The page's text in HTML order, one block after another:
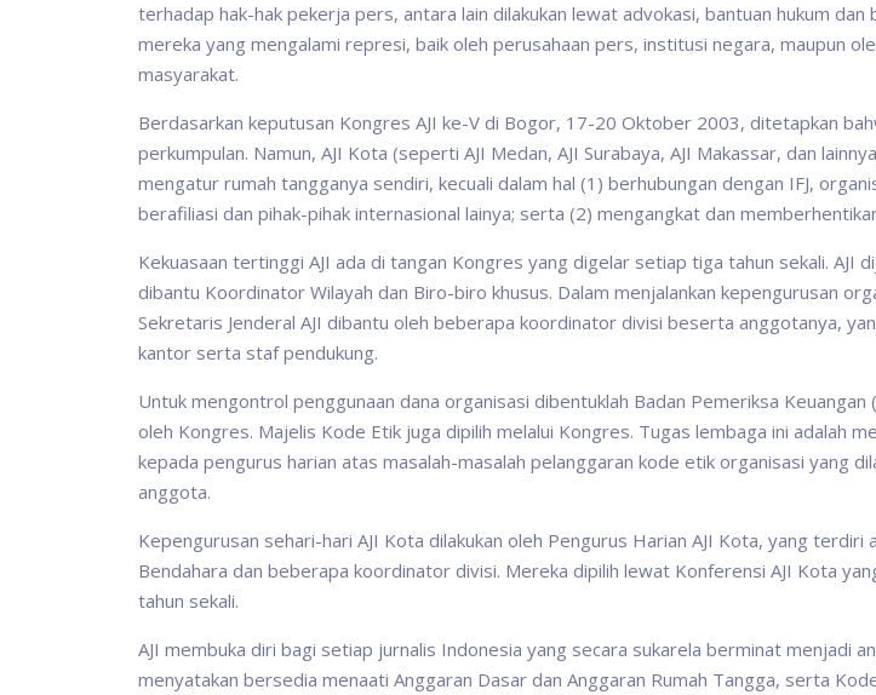
terhadap hak-hak pekerja pers, antara lain dilakukan lewat advokasi, bantuan hukum dan
mereka yang mengalami represi, baik oleh perusahaan pers, institusi negara, maupun
masyarakat.
Berdasarkan keputusan Kongres AJI ke-V di Bogor, 17-20 Oktober 2003, ditetapkan
perkumpulan. Namun, AJI Kota (seperti AJI Medan, AJI Surabaya, AJI Makassar, dan
mengatur rumah tangganya sendiri, kecuali dalam hal (1) berhubungan dengan IFJ,
berafiliasi dan pihak-pihak internasional lainya; serta (2) mengangkat dan
Kekuasaan tertinggi AJI ada di tangan Kongres yang digelar setiap tiga tahun sekali. AJI
dibantu Koordinator Wilayah dan Biro-biro khusus. Dalam menjalankan kepengurusan
Sekretaris Jenderal AJI dibantu oleh beberapa koordinator divisi beserta anggotanya,
kantor serta staf pendukung.
Untuk mengontrol penggunaan dana organisasi dibentuklah Badan Pemeriksa Keuangan
oleh Kongres. Majelis Kode Etik juga dipilih melalui Kongres. Tugas lembaga ini adalah
kepada pengurus harian atas masalah-masalah pelanggaran kode etik organisasi yang
anggota.
Kepengurusan sehari-hari AJI Kota dilakukan oleh Pengurus Harian AJI Kota, yang terdiri
Bendahara dan beberapa koordinator divisi. Mereka dipilih lewat Konferensi AJI Kota
tahun sekali.
AJI membuka diri bagi setiap jurnalis Indonesia yang secara sukarela berminat menjadi
menyatakan bersedia menaati Anggaran Dasar dan Anggaran Rumah Tangga, serta